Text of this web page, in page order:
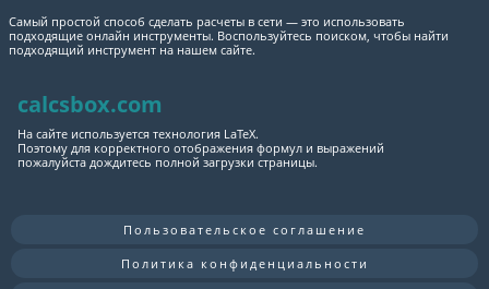
Самый простой способ сделать расчеты в сети — это использовать
подходящие онлайн инструменты. Воспользуйтесь поиском, чтобы найти
подходящий инструмент на нашем сайте.
calcsbox.com
На сайте используется технология LaTeX.
Поэтому для корректного отображения формул и выражений
пожалуйста дождитесь полной загрузки страницы.
Пользовательское соглашение
Политика конфиденциальности